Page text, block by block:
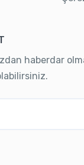
haberdar